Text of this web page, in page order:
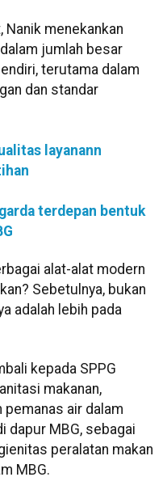
menekankan
jumlah besar
terutama dalam
dan standar
layanann
terdepan bentuk
alat-alat modern
Sebetulnya, bukan
adalah lebih pada
kepada SPPG
makanan,
pemanas air dalam
dapur MBG, sebagai
peralatan makan
MBG.